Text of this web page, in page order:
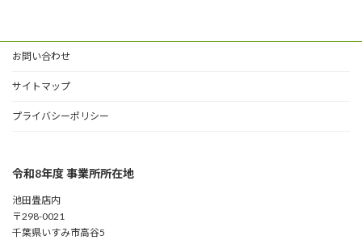
お問い合わせ
サイトマップ
プライバシーポリシー
令和8年度 事業所所在地
池田畳店内
〒298-0021
千葉県いすみ市高谷5